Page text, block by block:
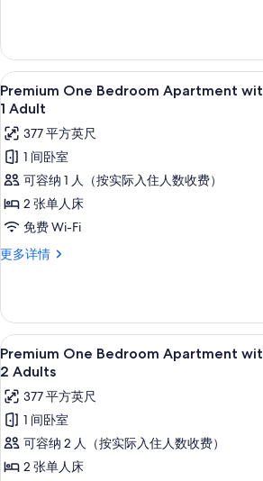
所
有
照
片
with
Balcony
3
Adults+1
更
多
信
息
显
示
Premium
One
Bedroom
Apartment
with
Balcony,
Pool
Adult
的
所
有
照
片
高档床上
8
Premium One Bedroom Apartment
1 Adult
377 平方英尺
1 间卧室
可容纳 1 人（按实际入住人数收费）
2 张单人床
免费 Wi-Fi
更多详情
Premium
with
Balcony,
Pool
View
Adult
更
多
信
息
显
示
Premium
One
Bedroom
Apartment
with
高档床上
8
Premium One Bedroom Apartment
2 Adults
377 平方英尺
1 间卧室
可容纳 2 人（按实际入住人数收费）
2 张单人床